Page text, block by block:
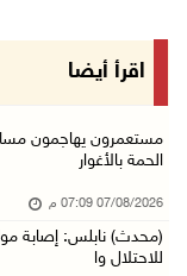
مستعمرون ينفذون
أمين عام الجامعة
مستعمرون يهاجمون
اقرأ أيضا
مستعمرون يهاجمون
الحمة بالأغوار
07/08/2026 07:09 م
(محدث) نابلس: إصابة
للاحتلال وا